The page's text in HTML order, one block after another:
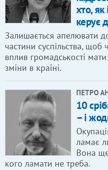
хто, як
керує
Залишається апелювати
частини суспільства, щоб
вплив громадськості
зміни в країні.
ПЕТРО
10
– і
ламає
Вона
кого ламати не треба.